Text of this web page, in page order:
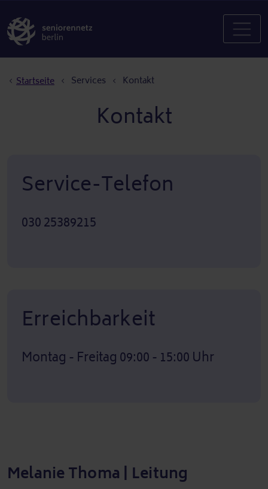
Startseite Services Kontakt
Kontakt
Service-Telefon
030 25389215
Erreichbarkeit
Montag - Freitag 09:00 - 15:00 Uhr
Melanie Thoma | Leitung